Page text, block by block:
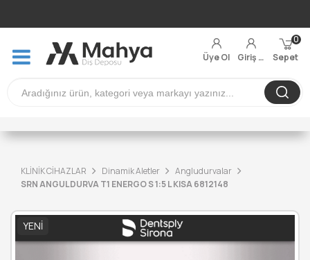
Üye Ol Giriş Yap Sepet
0
KLİNİK CİHAZLAR Dinamik Aletler
Angludurvalar
SRN ANGULDURVA T1 ENERGO S 1:5 L KISA 6812148
YENI